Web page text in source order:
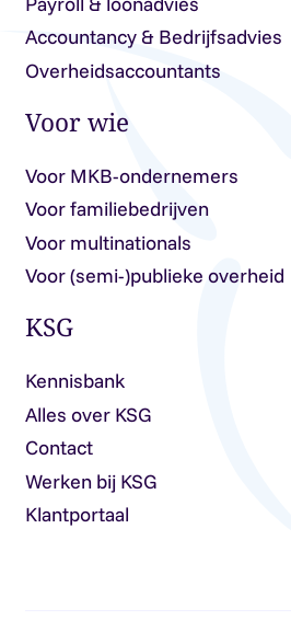
Accountancy & Bedrijfsadvies
Overheidsaccountants
Voor wie
Voor MKB-ondernemers
Voor familiebedrijven
Voor multinationals
Voor (semi-)publieke overheid
KSG
Kennisbank
Alles over KSG
Contact
Werken bij KSG
Klantportaal